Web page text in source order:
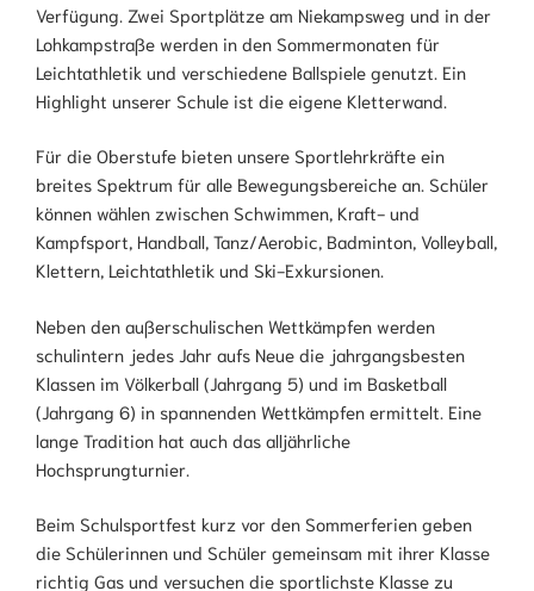
Verfügung. Zwei Sportplätze am Niekampsweg und in der
Lohkampstraße werden in den Sommermonaten für
Leichtathletik und verschiedene Ballspiele genutzt. Ein
Highlight unserer Schule ist die eigene Kletterwand.
Für die Oberstufe bieten unsere Sportlehrkräfte ein
breites Spektrum für alle Bewegungsbereiche an. Schüler
können wählen zwischen Schwimmen, Kraft- und
Kampfsport, Handball, Tanz/Aerobic, Badminton, Volleyball,
Klettern, Leichtathletik und Ski-Exkursionen.
Neben den außerschulischen Wettkämpfen werden
schulintern jedes Jahr aufs Neue die jahrgangsbesten
Klassen im Völkerball (Jahrgang 5) und im Basketball
(Jahrgang 6) in spannenden Wettkämpfen ermittelt. Eine
lange Tradition hat auch das alljährliche
Hochsprungturnier.
Beim Schulsportfest kurz vor den Sommerferien geben
die Schülerinnen und Schüler gemeinsam mit ihrer Klasse
richtig Gas und versuchen die sportlichste Klasse zu